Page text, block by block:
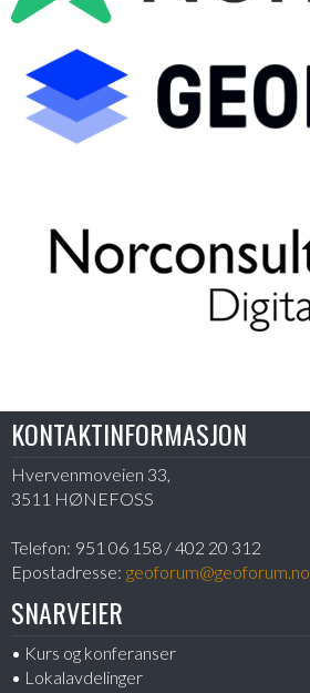
KONTAKTINFORMASJON
Hvervenmoveien 33,
3511 HØNEFOSS
Telefon: 951 06 158 / 402 20 312
Epostadresse: geoforum@geoforum.no
SNARVEIER
Kurs og konferanser
Lokalavdelinger